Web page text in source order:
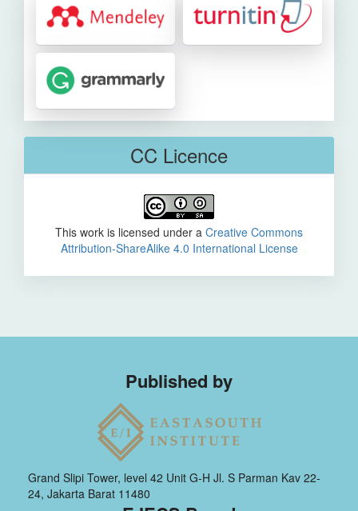
CC Licence
This work is licensed under a Creative Commons
Attribution-ShareAlike 4.0 International License
Published by
Grand Slipi Tower, level 42 Unit G-H Jl. S Parman Kav 22-
24, Jakarta Barat 11480